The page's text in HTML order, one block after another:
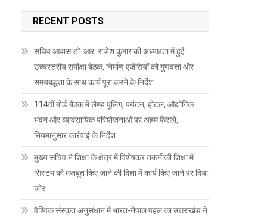
RECENT POSTS
सचिव आवास डॉ. आर. राजेश कुमार की अध्यक्षता में हुई
उच्चस्तरीय समीक्षा बैठक, निर्माण एजेंसियों को गुणवत्ता और
समयबद्धता के साथ कार्य पूरा करने के निर्देश
114वीं बोर्ड बैठक में लैण्ड पूलिंग, पर्यटन, होटल, औद्योगिक
भवन और व्यावसायिक परियोजनाओं पर अहम फैसले,
नियमानुसार कार्रवाई के निर्देश
मुख्य सचिव ने शिक्षा के क्षेत्र में विशेषकर तकनीकी शिक्षा में
सिस्टम को मजबूत किए जाने की दिशा में कार्य किए जाने पर दिया
जोर
वैश्विक संस्कृत अनुसंधान में भारत-नेपाल पहल का उत्तराखंड ने